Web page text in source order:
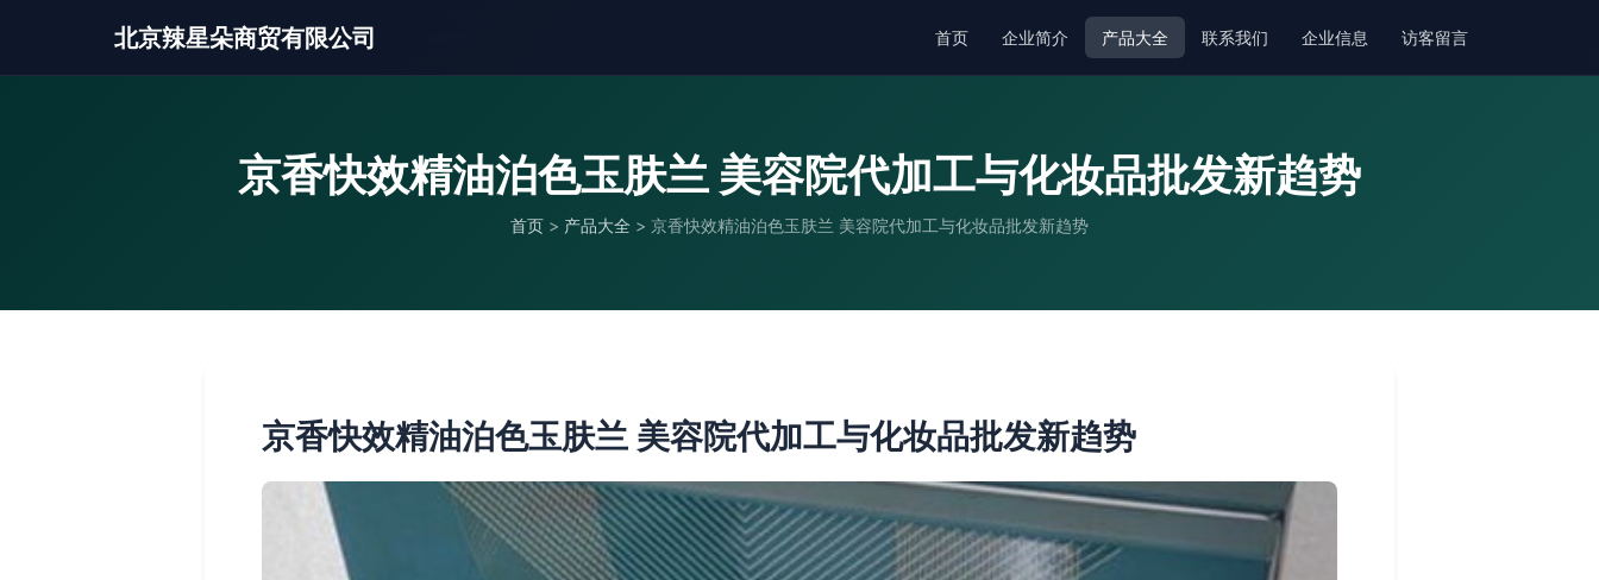
北京辣星朵商贸有限公司 首页 企业简介 产品大全 联系我们 企业信息 访客留言
京香快效精油泊色玉肤兰 美容院代加工与化妆品批发新趋势
首页 > 产品大全 > 京香快效精油泊色玉肤兰 美容院代加工与化妆品批发新趋势
京香快效精油泊色玉肤兰 美容院代加工与化妆品批发新趋势